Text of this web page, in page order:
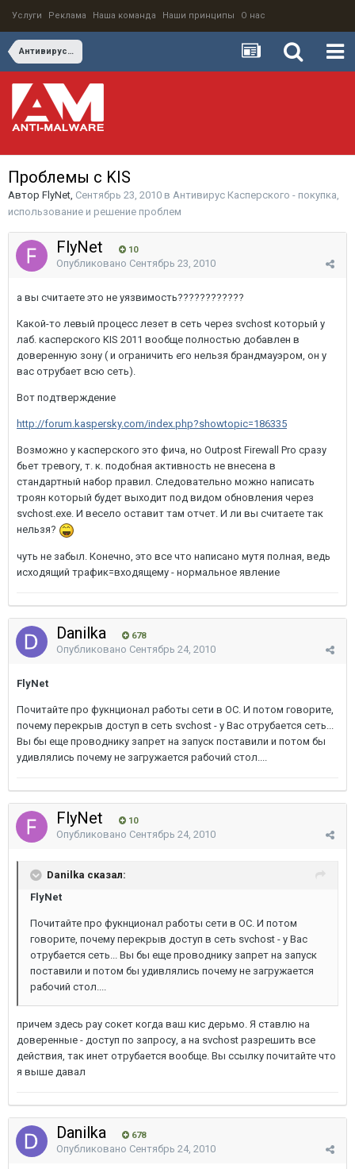
Услуги Реклама Наша команда Наши принципы О нас
Антивирус Касперского - покупка, использование и решение проблем
Проблемы с KIS
Автор FlyNet, Сентябрь 23, 2010 в Антивирус Касперского - покупка,
использование и решение проблем
FlyNet 10
Опубликовано Сентябрь 23, 2010
а вы считаете это не уязвимость????????????
Какой-то левый процесс лезет в сеть через svchost который у
лаб. касперского KIS 2011 вообще полностью добавлен в
доверенную зону ( и ограничить его нельзя брандмауэром, он у
вас отрубает всю сеть).
Вот подтверждение
http://forum.kaspersky.com/index.php?showtopic=186335
Возможно у касперского это фича, но Outpost Firewall Pro сразу
бьет тревогу, т. к. подобная активность не внесена в
стандартный набор правил. Следовательно можно написать
троян который будет выходит под видом обновления через
svchost.exe. И весело оставит там отчет. И ли вы считаете так
нельзя?
чуть не забыл. Конечно, это все что написано мутя полная, ведь
исходящий трафик=входящему - нормальное явление
Danilka 678
Опубликовано Сентябрь 24, 2010
FlyNet
Почитайте про фукнционал работы сети в ОС. И потом говорите,
почему перекрыв доступ в сеть svchost - у Вас отрубается сеть...
Вы бы еще проводнику запрет на запуск поставили и потом бы
удивлялись почему не загружается рабочий стол....
FlyNet 10
Опубликовано Сентябрь 24, 2010
Danilka сказал:
FlyNet
Почитайте про фукнционал работы сети в ОС. И потом
говорите, почему перекрыв доступ в сеть svchost - у Вас
отрубается сеть... Вы бы еще проводнику запрет на запуск
поставили и потом бы удивлялись почему не загружается
рабочий стол....
причем здесь рау сокет когда ваш кис дерьмо. Я ставлю на
доверенные - доступ по запросу, а на svchost разрешить все
действия, так инет отрубается вообще. Вы ссылку почитайте что
я выше давал
Danilka 678
Опубликовано Сентябрь 24, 2010